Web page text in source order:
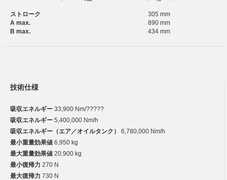
ストローク
305 mm
A max.
890 mm
B max.
434 mm
技術仕様
吸収エネルギー 33,900 Nm/?????
吸収エネルギー 5,400,000 Nm/h
吸収エネルギー（エア／オイルタンク）
6,780,000 Nm/h
最小重量効果値 6,950 kg
最大重量効果値 20,900 kg
最小復帰力 270 N
最大復帰力 730 N